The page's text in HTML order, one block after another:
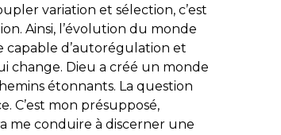
variation et sélection, c’est
Ainsi, l’évolution du monde
capable d’autorégulation et
change. Dieu a créé un monde
étonnants. La question
C’est mon présupposé,
me conduire à discerner une